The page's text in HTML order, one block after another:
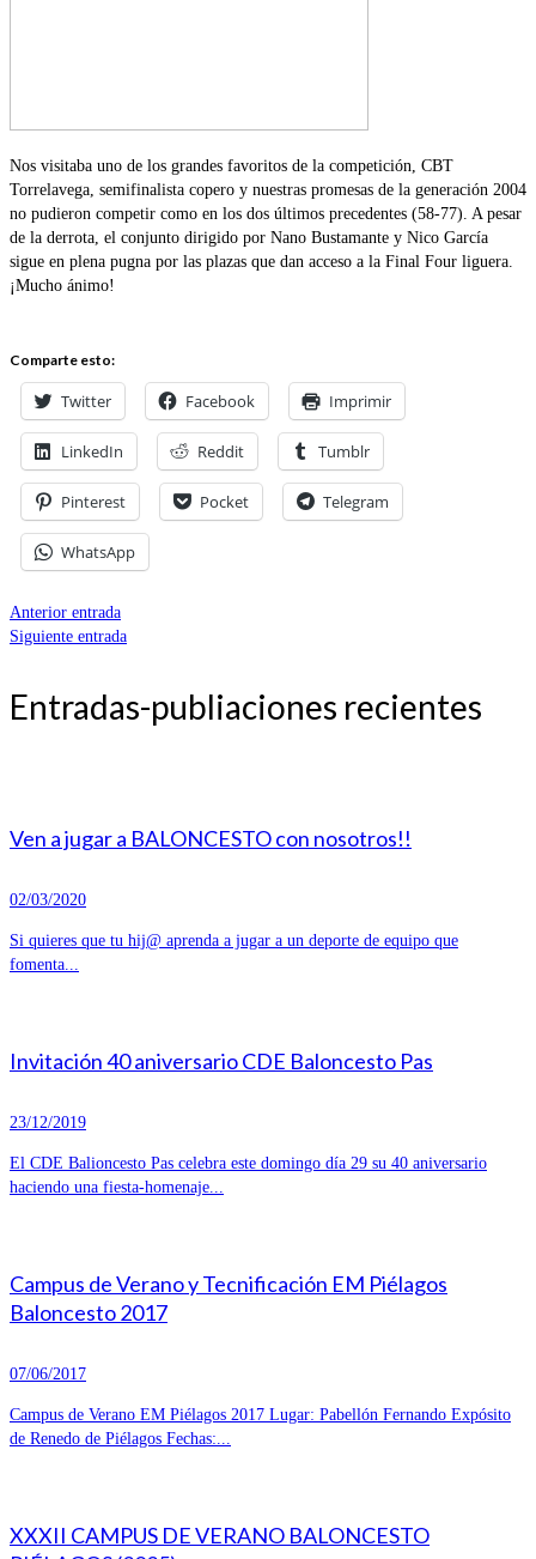
Nos visitaba uno de los grandes favoritos de la competición, CBT
Torrelavega, semifinalista copero y nuestras promesas de la generación 2004
no pudieron competir como en los dos últimos precedentes (58-77). A pesar
de la derrota, el conjunto dirigido por Nano Bustamante y Nico García
sigue en plena pugna por las plazas que dan acceso a la Final Four liguera.
¡Mucho ánimo!
Comparte esto:
Twitter Facebook Imprimir
LinkedIn Reddit Tumblr
Pinterest Pocket Telegram
WhatsApp
Anterior entrada
Siguiente entrada
Entradas-publiaciones recientes
Ven a jugar a BALONCESTO con nosotros!!
02/03/2020
Si quieres que tu hij@ aprenda a jugar a un deporte de equipo que
fomenta...
Invitación 40 aniversario CDE Baloncesto Pas
23/12/2019
El CDE Balioncesto Pas celebra este domingo día 29 su 40 aniversario
haciendo una fiesta-homenaje...
Campus de Verano y Tecnificación EM Piélagos
Baloncesto 2017
07/06/2017
Campus de Verano EM Piélagos 2017 Lugar: Pabellón Fernando Expósito
de Renedo de Piélagos Fechas:...
XXXII CAMPUS DE VERANO BALONCESTO